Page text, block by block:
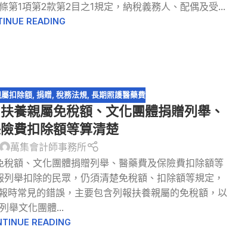
第1項第2款第2目之1規定，納稅義務人、配偶及受...
READING
扣除額,捐贈,稅務法規,長期照護醫藥費
養親屬免稅額、文化團體捐贈列舉、
費扣除額等算清楚
萬集會計師事務所
額、文化團體捐贈列舉、醫藥費及保險費扣除額等
舉扣除的民眾，仍須清楚免稅額、扣除額等規定，
時常見的錯誤，主要包含列報扶養親屬的免稅額，以
舉文化團體...
READING